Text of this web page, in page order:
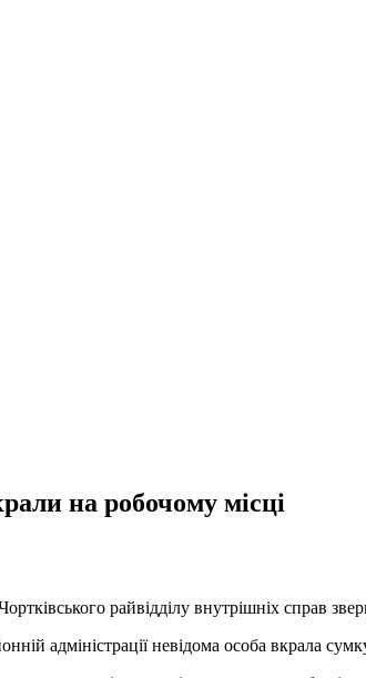
на робочому місці
райвідділу внутрішніх справ
адміністрації невідома особа вкрала